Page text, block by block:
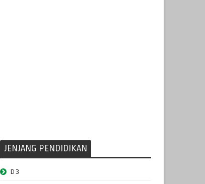
JENJANG PENDIDIKAN
D3